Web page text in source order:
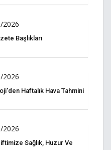
2026
Başlıkları
2026
Haftalık Hava Tahmini
2026
Sağlık, Huzur Ve